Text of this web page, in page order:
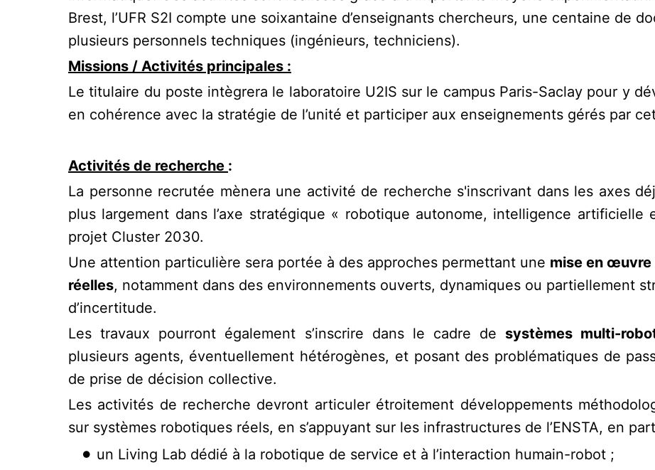
Brest, l’UFR S2I compte une soixantaine d’enseignants chercheurs, une centaine de
plusieurs personnels techniques (ingénieurs, techniciens).
Missions / Activités principales :
Le titulaire du poste intègrera le laboratoire U2IS sur le campus Paris-Saclay pour y
en cohérence avec la stratégie de l’unité et participer aux enseignements gérés par
Activités de recherche :
La personne recrutée mènera une activité de recherche s'inscrivant dans les axes
plus largement dans l’axe stratégique « robotique autonome, intelligence artificielle
projet Cluster 2030.
Une attention particulière sera portée à des approches permettant une mise en œuvre
réelles, notamment dans des environnements ouverts, dynamiques ou partiellement
d’incertitude.
Les travaux pourront également s’inscrire dans le cadre de systèmes multi-
plusieurs agents, éventuellement hétérogènes, et posant des problématiques de
de prise de décision collective.
Les activités de recherche devront articuler étroitement développements
sur systèmes robotiques réels, en s’appuyant sur les infrastructures de l’ENSTA, en
un Living Lab dédié à la robotique de service et à l’interaction humain-robot ;